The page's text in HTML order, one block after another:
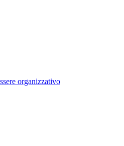
organizzativo